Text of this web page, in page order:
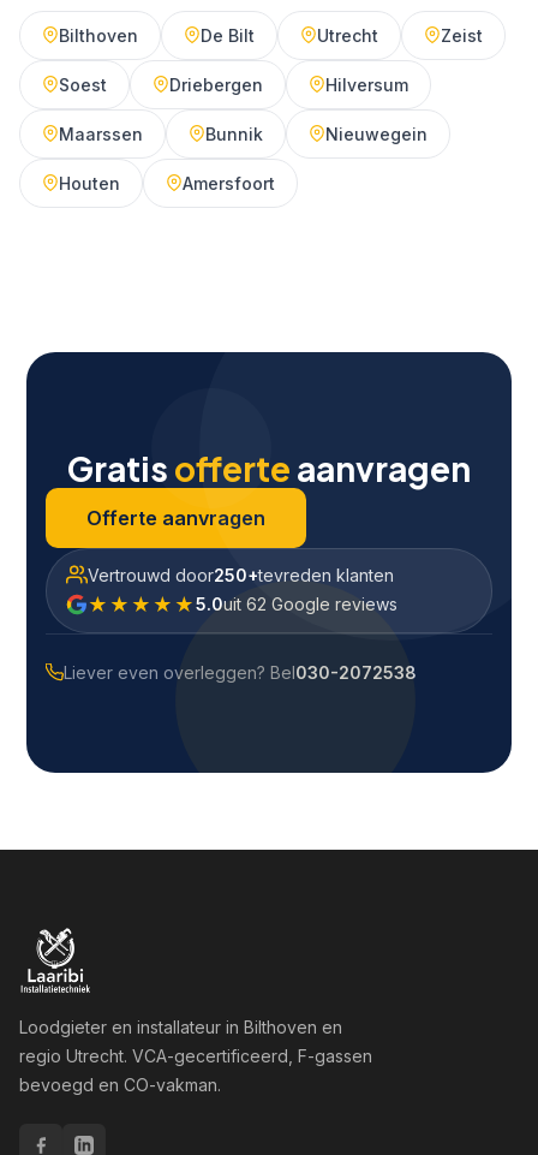
Bilthoven De Bilt Utrecht Zeist
Soest Driebergen Hilversum
Maarssen Bunnik Nieuwegein
Houten Amersfoort
Gratis offerte aanvragen
Offerte aanvragen
Vertrouwd door250+tevreden klanten
★★★★★5.0uit 62 Google reviews
Liever even overleggen? Bel030-2072538
Loodgieter en installateur in Bilthoven en
regio Utrecht. VCA-gecertificeerd, F-gassen
bevoegd en CO-vakman.